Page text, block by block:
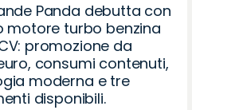
Panda debutta con
motore turbo benzina
promozione da
consumi contenuti,
moderna e tre
disponibili.